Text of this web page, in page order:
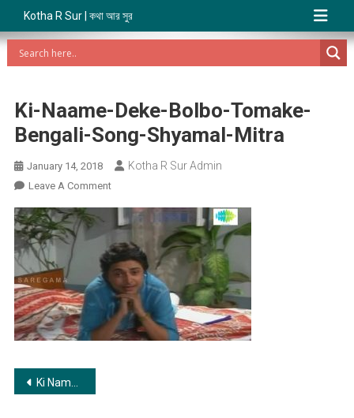
Kotha R Sur | কথা আর সুর
Ki-Naame-Deke-Bolbo-Tomake-
Bengali-Song-Shyamal-Mitra
January 14, 2018 Kotha R Sur Admin
Leave A CommentOn
Naame-
Deke-
Bolbo-
Tomake-
Bengali-
Song-
Shyamal-
Post
Ki Name Deke Bolbo Tomake | কি নামে ডেকে বলবো তোমাকে